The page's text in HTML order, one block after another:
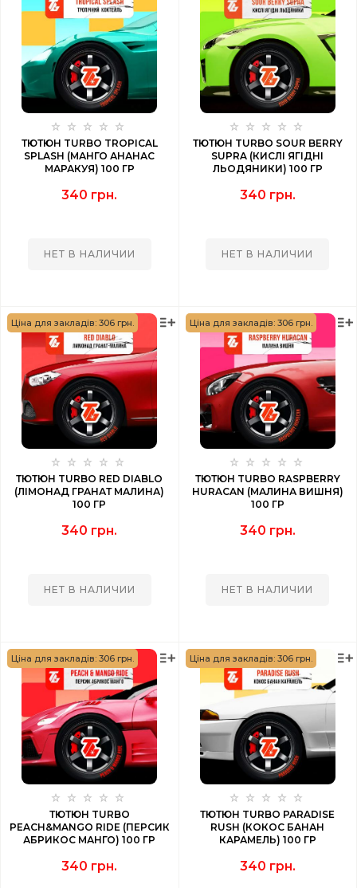
ТЮТЮН TURBO TROPICAL
SPLASH (МАНГО АНАНАС
МАРАКУЯ) 100 ГР
340 грн.
НЕТ В НАЛИЧИИ
ТЮТЮН TURBO SOUR BERRY
SUPRA (КИСЛІ ЯГІДНІ
ЛЬОДЯНИКИ) 100 ГР
340 грн.
НЕТ В НАЛИЧИИ
Ціна для закладів: 306 грн.
ТЮТЮН TURBO RED DIABLO
(ЛІМОНАД ГРАНАТ МАЛИНА)
100 ГР
340 грн.
НЕТ В НАЛИЧИИ
Ціна для закладів: 306 грн.
ТЮТЮН TURBO RASPBERRY
HURACAN (МАЛИНА ВИШНЯ)
100 ГР
340 грн.
НЕТ В НАЛИЧИИ
Ціна для закладів: 306 грн.
ТЮТЮН TURBO
PEACH&MANGO RIDE (ПЕРСИК
АБРИКОС МАНГО) 100 ГР
340 грн.
Ціна для закладів: 306 грн.
ТЮТЮН TURBO PARADISE
RUSH (КОКОС БАНАН
КАРАМЕЛЬ) 100 ГР
340 грн.